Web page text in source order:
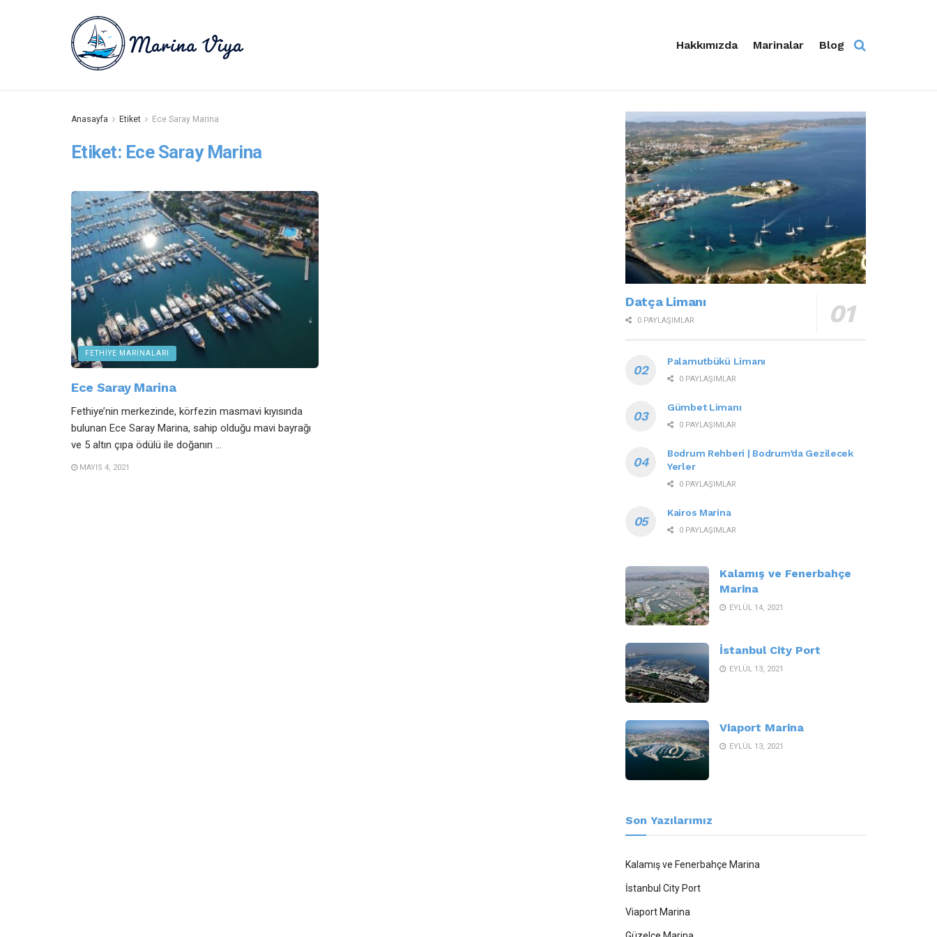
Hakkımızda Marinalar Blog
Anasayfa Etiket Ece Saray Marina
Etiket: Ece Saray Marina
FETHIYE MARINALARI
Ece Saray Marina
Fethiye’nin merkezinde, körfezin masmavi kıyısında
bulunan Ece Saray Marina, sahip olduğu mavi bayrağı
ve 5 altın çıpa ödülü ile doğanın ...
MAYIS 4, 2021
Datça Limanı
0 PAYLAŞIMLAR
Palamutbükü Limanı
0 PAYLAŞIMLAR
Gümbet Limanı
0 PAYLAŞIMLAR
Bodrum Rehberi | Bodrum’da Gezilecek
Yerler
0 PAYLAŞIMLAR
Kairos Marina
0 PAYLAŞIMLAR
Kalamış ve Fenerbahçe
Marina
EYLÜL 14, 2021
İstanbul City Port
EYLÜL 13, 2021
Viaport Marina
EYLÜL 13, 2021
Son Yazılarımız
Kalamış ve Fenerbahçe Marina
İstanbul City Port
Viaport Marina